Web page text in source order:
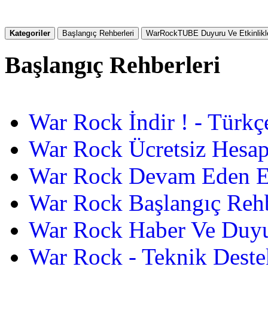
Kategoriler Başlangıç Rehberleri WarRockTUBE Duyuru Ve
Başlangıç Rehberleri
War Rock İndir ! -
War Rock Ücretsiz
War Rock Devam Eden
War Rock Başlangıç
War Rock Haber Ve
War Rock - Teknik